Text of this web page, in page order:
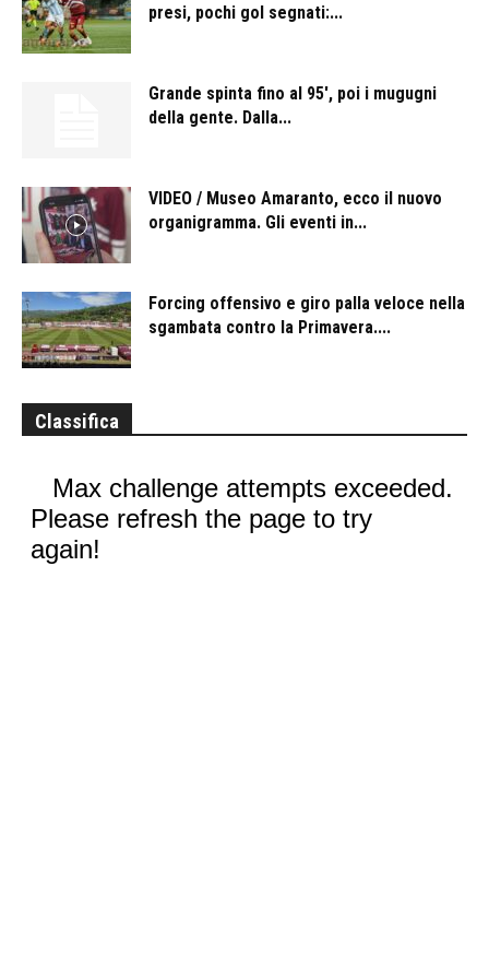
presi, pochi gol segnati:...
Grande spinta fino al 95′, poi i mugugni
della gente. Dalla...
VIDEO / Museo Amaranto, ecco il nuovo
organigramma. Gli eventi in...
Forcing offensivo e giro palla veloce nella
sgambata contro la Primavera....
Classifica